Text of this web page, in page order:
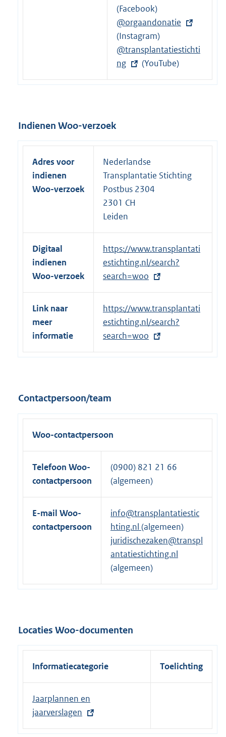
n
k
:
r
n
e
l
i
n
x
t
e
r
n
e
:
(Facebook)
E
x
t
e
r
n
k
:
@orgaandonatie
(Instagram)
E
x
t
l
i
n
k
:
@transplantatiestichti
ng
(YouTube)
Indienen Woo-verzoek
Adres voor
indienen
Woo-verzoek
Nederlandse
Transplantatie Stichting
Postbus 2304
2301 CH
Leiden
Digitaal
indienen
Woo-verzoek
E
x
t
e
r
i
:
https://www.transplantati
estichting.nl/search?
search=woo
Link naar
meer
informatie
E
x
t
e
l
i
n
https://www.transplantati
estichting.nl/search?
search=woo
Contactpersoon/team
Woo-contactpersoon
Telefoon Woo-
contactpersoon
(0900) 821 21 66
(algemeen)
E-mail Woo-
contactpersoon
info@transplantatiestic
hting.nl (algemeen)
juridischezaken@transpl
antatiestichting.nl
(algemeen)
Locaties Woo-documenten
Informatiecategorie Toelichting
E
x
t
Jaarplannen en
jaarverslagen